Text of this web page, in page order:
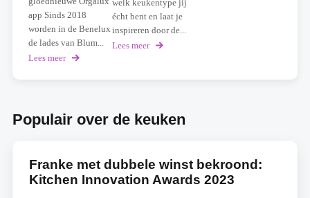
app Sinds 2018
worden in de Benelux
de lades van Blum...
Lees meer over
ontvang
op
maat
welk keukentype jij
écht bent en laat je
inspireren door de...
Lees meer over
de
test!
Populair over de keuken
Franke met dubbele winst bekroond:
Kitchen Innovation Awards 2023